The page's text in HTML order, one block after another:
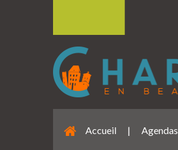
Accueil | Agendas